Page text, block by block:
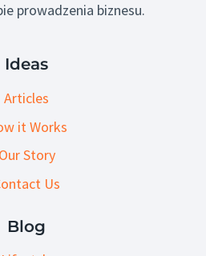
prowadzenia biznesu.
Ideas
Articles
it Works
Our Story
Us
Blog